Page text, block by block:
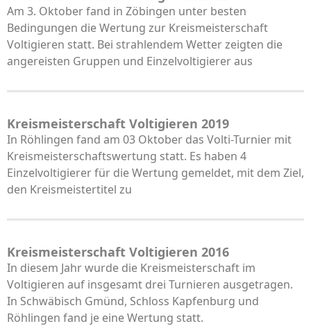
Am 3. Oktober fand in Zöbingen unter besten
Bedingungen die Wertung zur Kreismeisterschaft
Voltigieren statt. Bei strahlendem Wetter zeigten die
angereisten Gruppen und Einzelvoltigierer aus
Kreismeisterschaft Voltigieren 2019
In Röhlingen fand am 03 Oktober das Volti-Turnier mit
Kreismeisterschaftswertung statt. Es haben 4
Einzelvoltigierer für die Wertung gemeldet, mit dem Ziel,
den Kreismeistertitel zu
Kreismeisterschaft Voltigieren 2016
In diesem Jahr wurde die Kreismeisterschaft im
Voltigieren auf insgesamt drei Turnieren ausgetragen.
In Schwäbisch Gmünd, Schloss Kapfenburg und
Röhlingen fand je eine Wertung statt.